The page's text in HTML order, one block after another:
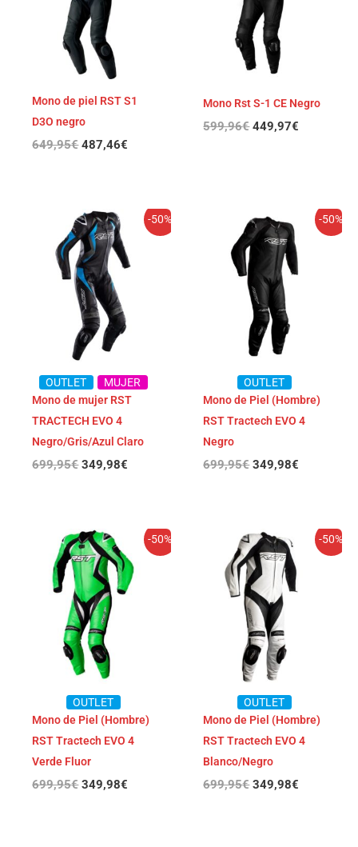
Mono de piel RST S1
D3O negro
649,95€ 487,46€
Mono Rst S-1 CE Negro
599,96€ 449,97€
-50%
OUTLET
MUJER
Mono de mujer RST
TRACTECH EVO 4
Negro/Gris/Azul Claro
699,95€
El
precio
original
era:
699,95€.
349,98€
precio
es:
-50%
OUTLET
Mono de Piel (Hombre)
RST Tractech EVO 4
Negro
699,95€
El
precio
original
699,95€.
349,98€
precio
-50%
OUTLET
Mono de Piel (Hombre)
RST Tractech EVO 4
Verde Fluor
699,95€
El
precio
original
era:
699,95€.
349,98€
precio
actual
es:
349,98€.
-50%
OUTLET
Mono de Piel (Hombre)
RST Tractech EVO 4
Blanco/Negro
699,95€
El
precio
original
era:
699,95€.
349,98€
precio